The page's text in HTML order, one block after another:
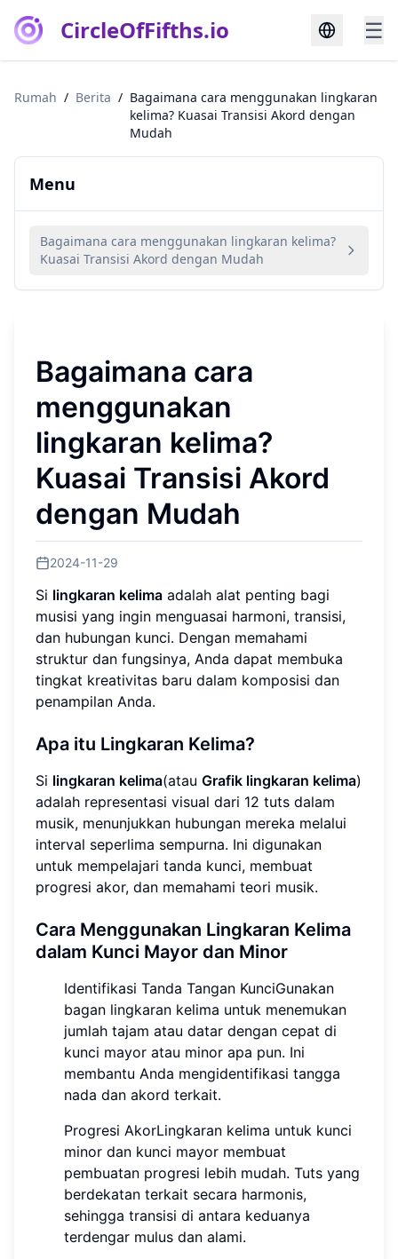
CircleOfFifths.io ☰
Rumah / Berita / Bagaimana cara menggunakan lingkaran
kelima? Kuasai Transisi Akord dengan
Mudah
Menu
Bagaimana cara menggunakan lingkaran kelima?
Kuasai Transisi Akord dengan Mudah
Bagaimana cara
menggunakan
lingkaran kelima?
Kuasai Transisi Akord
dengan Mudah
2024-11-29
Si lingkaran kelima adalah alat penting bagi
musisi yang ingin menguasai harmoni, transisi,
dan hubungan kunci. Dengan memahami
struktur dan fungsinya, Anda dapat membuka
tingkat kreativitas baru dalam komposisi dan
penampilan Anda.
Apa itu Lingkaran Kelima?
Si lingkaran kelima(atau Grafik lingkaran kelima)
adalah representasi visual dari 12 tuts dalam
musik, menunjukkan hubungan mereka melalui
interval seperlima sempurna. Ini digunakan
untuk mempelajari tanda kunci, membuat
progresi akor, dan memahami teori musik.
Cara Menggunakan Lingkaran Kelima
dalam Kunci Mayor dan Minor
Identifikasi Tanda Tangan KunciGunakan
bagan lingkaran kelima untuk menemukan
jumlah tajam atau datar dengan cepat di
kunci mayor atau minor apa pun. Ini
membantu Anda mengidentifikasi tangga
nada dan akord terkait.
Progresi AkorLingkaran kelima untuk kunci
minor dan kunci mayor membuat
pembuatan progresi lebih mudah. Tuts yang
berdekatan terkait secara harmonis,
sehingga transisi di antara keduanya
terdengar mulus dan alami.